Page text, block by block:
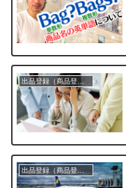
出品登録（商品登録）